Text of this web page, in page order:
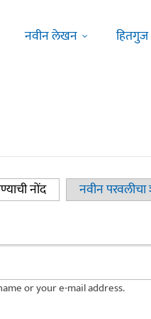
नवीन लेखन
हितगुज
नोंद(active tab)नवीन परवलीचा
or your e-mail address.